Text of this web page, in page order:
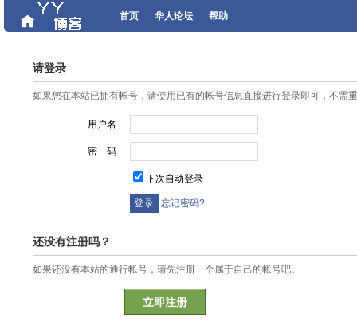
首页 华人论坛 帮助
请登录
如果您在本站已拥有帐号，请使用已有的帐号信息直接进行登录即可，不需
用户名
密 码
下次自动登录
忘记密码?
还没有注册吗？
如果还没有本站的通行帐号，请先注册一个属于自己的帐号吧。
立即注册